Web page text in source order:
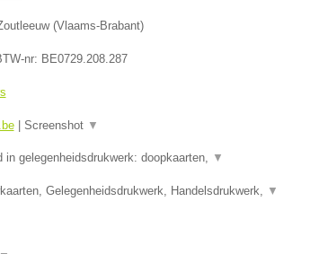
(Vlaams-Brabant)
nr: BE0729.208.287
| Screenshot ▼
in gelegenheidsdrukwerk: doopkaarten, ▼
Gelegenheidsdrukwerk, Handelsdrukwerk, ▼